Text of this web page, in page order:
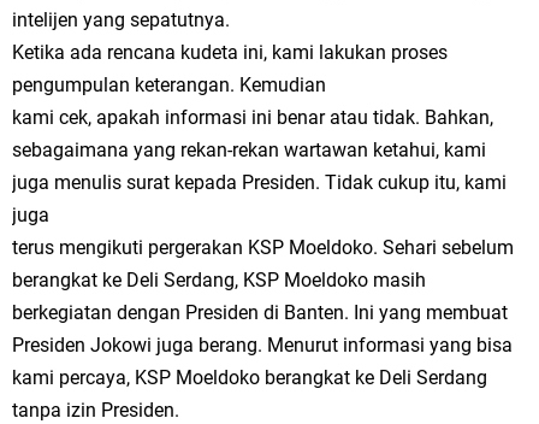
intelijen yang sepatutnya.
Ketika ada rencana kudeta ini, kami lakukan proses
pengumpulan keterangan. Kemudian
kami cek, apakah informasi ini benar atau tidak. Bahkan,
sebagaimana yang rekan-rekan wartawan ketahui, kami
juga menulis surat kepada Presiden. Tidak cukup itu, kami
juga
terus mengikuti pergerakan KSP Moeldoko. Sehari sebelum
berangkat ke Deli Serdang, KSP Moeldoko masih
berkegiatan dengan Presiden di Banten. Ini yang membuat
Presiden Jokowi juga berang. Menurut informasi yang bisa
kami percaya, KSP Moeldoko berangkat ke Deli Serdang
tanpa izin Presiden.